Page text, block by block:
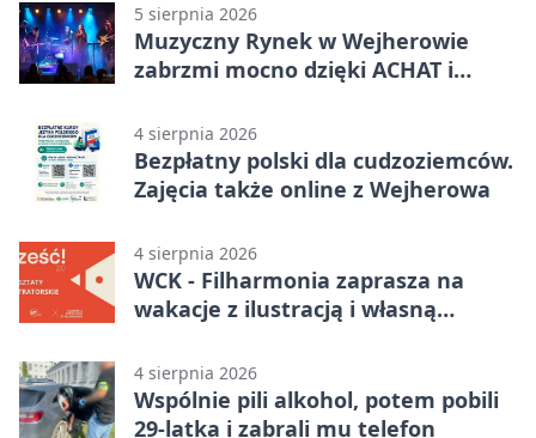
5 sierpnia 2026
Muzyczny Rynek w Wejherowie
zabrzmi mocno dzięki ACHAT i
4 sierpnia 2026
Bezpłatny polski dla cudzoziemców.
Zajęcia także online z Wejherowa
4 sierpnia 2026
WCK - Filharmonia zaprasza na
wakacje z ilustracją i własną
4 sierpnia 2026
Wspólnie pili alkohol, potem pobili
29-latka i zabrali mu telefon